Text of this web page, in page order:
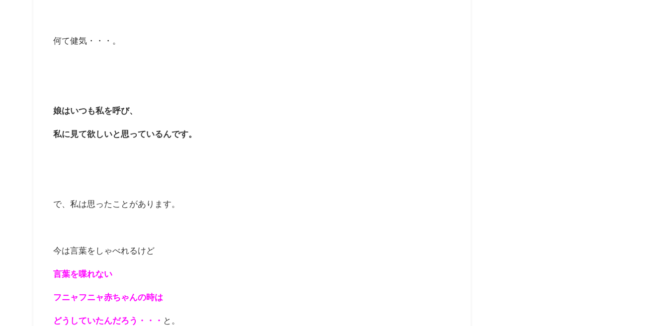
何て健気・・・。
娘はいつも私を呼び、
私に見て欲しいと思っているんです。
で、私は思ったことがあります。
今は言葉をしゃべれるけど
言葉を喋れない
フニャフニャ赤ちゃんの時は
どうしていたんだろう・・・ と。